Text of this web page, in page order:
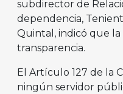
subdirector de
dependencia,
Quintal, indicó que
transparencia.
El Artículo 127 de la
ningún servidor